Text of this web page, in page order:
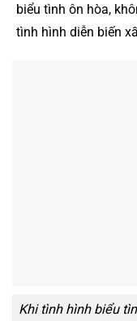
biểu tình ôn hòa,
tình hình diễn biến
Khi tình hình biểu